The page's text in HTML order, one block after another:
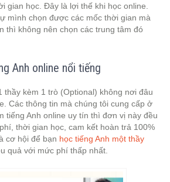
gian học. Đây là lợi thế khi học online.
mình chọn được các mốc thời gian mà
thì không nên chọn các trung tâm đó
Anh online nổi tiếng
thầy kèm 1 trò (Optional) không nơi đâu
Các thông tin mà chúng tôi cung cấp ở
tiếng Anh online uy tín thì đơn vị này đều
thời gian học, cam kết hoàn trả 100%
cơ hội để bạn học tiếng Anh một thầy
quả với mức phí thấp nhất.